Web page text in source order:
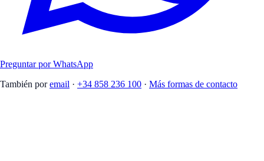
Preguntar por WhatsApp
También poremail · +34 858 236 100 · Más formas de contacto